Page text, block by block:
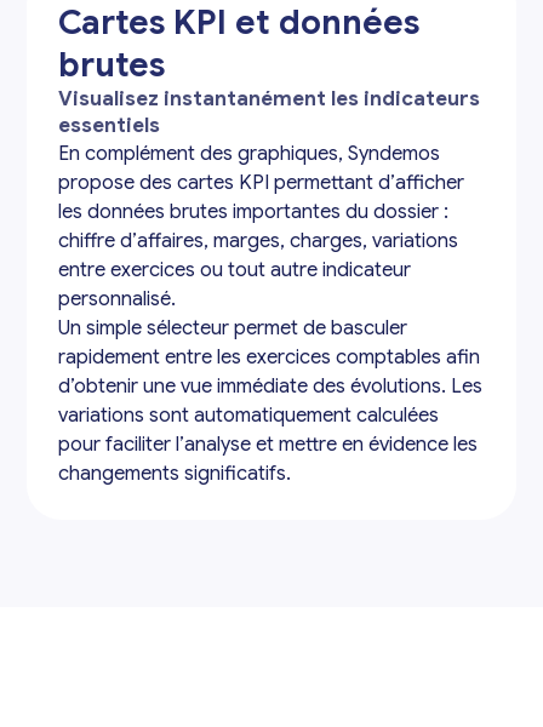
Cartes KPI et données
brutes
Visualisez instantanément les indicateurs
essentiels
En complément des graphiques, Syndemos
propose des cartes KPI permettant d’afficher
les données brutes importantes du dossier :
chiffre d’affaires, marges, charges, variations
entre exercices ou tout autre indicateur
personnalisé.
Un simple sélecteur permet de basculer
rapidement entre les exercices comptables afin
d’obtenir une vue immédiate des évolutions. Les
variations sont automatiquement calculées
pour faciliter l’analyse et mettre en évidence les
changements significatifs.